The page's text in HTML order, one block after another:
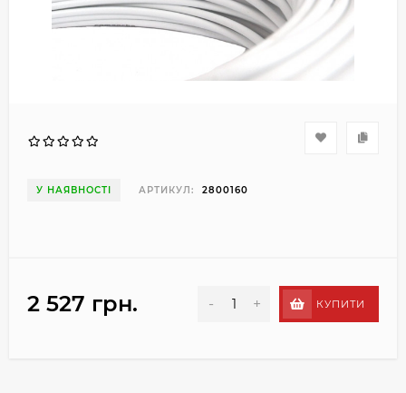
У НАЯВНОСТІ АРТИКУЛ: 2800160
2 527 грн. - + КУПИТИ